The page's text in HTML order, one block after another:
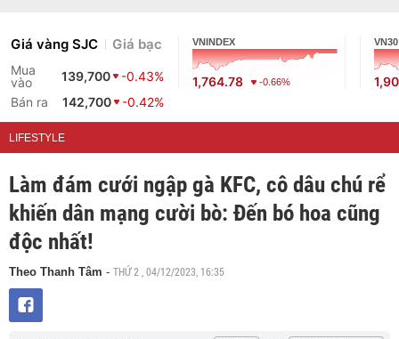
Giá vàng SJC Giá bạc
Mua
vào
139,700
-0.43%
Bán ra
142,700 -0.42%
VNINDEX
1,764.78 -0.66%
VN30
LIFESTYLE
Làm đám cưới ngập gà KFC, cô dâu chú rể
khiến dân mạng cười bò: Đến bó hoa cũng
độc nhất!
Theo Thanh Tâm - THỨ 2 , 04/12/2023, 16:35